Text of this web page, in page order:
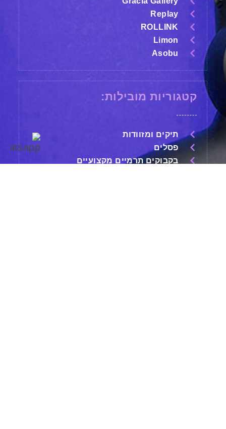
Replay
ROLLINK
Limon
Asobu
קטגוריות מובילות:
תיקים ומזוודות
פסלים
בקבוקים תרמיים מקצועיים